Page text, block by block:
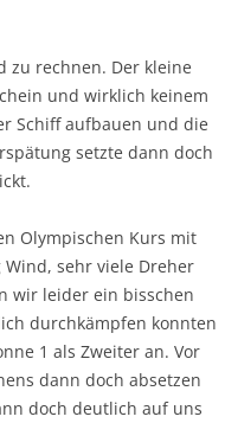
zu rechnen. Der kleine
und wirklich keinem
Schiff aufbauen und die
setzte dann doch
Olympischen Kurs mit
sehr viele Dreher
wir leider ein bisschen
durchkämpfen konnten
1 als Zweiter an. Vor
dann doch absetzen
doch deutlich auf uns